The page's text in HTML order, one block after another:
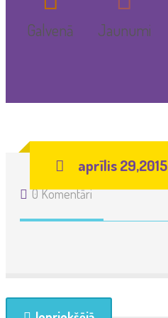
Galvenā Jaunumi
aprīlis 29,2015
0 Komentāri